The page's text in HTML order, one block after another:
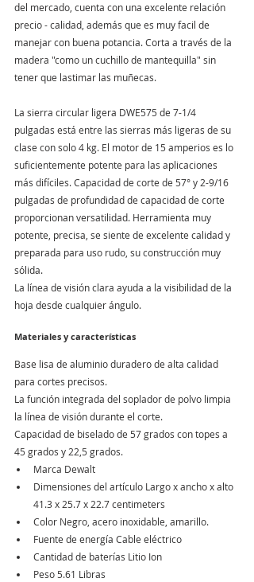
del mercado, cuenta con una excelente relación
precio - calidad, además que es muy facil de
manejar con buena potancia. Corta a través de la
madera "como un cuchillo de mantequilla" sin
tener que lastimar las muñecas.
La sierra circular ligera DWE575 de 7-1/4
pulgadas está entre las sierras más ligeras de su
clase con solo 4 kg. El motor de 15 amperios es lo
suficientemente potente para las aplicaciones
más difíciles. Capacidad de corte de 57° y 2-9/16
pulgadas de profundidad de capacidad de corte
proporcionan versatilidad. Herramienta muy
potente, precisa, se siente de excelente calidad y
preparada para uso rudo, su construcción muy
sólida.
La línea de visión clara ayuda a la visibilidad de la
hoja desde cualquier ángulo.
Materiales y características
Base lisa de aluminio duradero de alta calidad
para cortes precisos.
La función integrada del soplador de polvo limpia
la línea de visión durante el corte.
Capacidad de biselado de 57 grados con topes a
45 grados y 22,5 grados.
Marca Dewalt
Dimensiones del artículo Largo x ancho x alto
41.3 x 25.7 x 22.7 centimeters
Color Negro, acero inoxidable, amarillo.
Fuente de energía Cable eléctrico
Cantidad de baterías Litio Ion
Peso 5.61 Libras